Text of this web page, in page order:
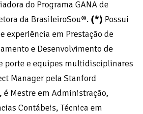
do Programa GANA de
da BrasileiroSou®. (*) Possui
experiência em Prestação de
e Desenvolvimento de
porte e equipes multidisciplinares
Manager pela Stanford
é Mestre em Administração,
Contábeis, Técnica em